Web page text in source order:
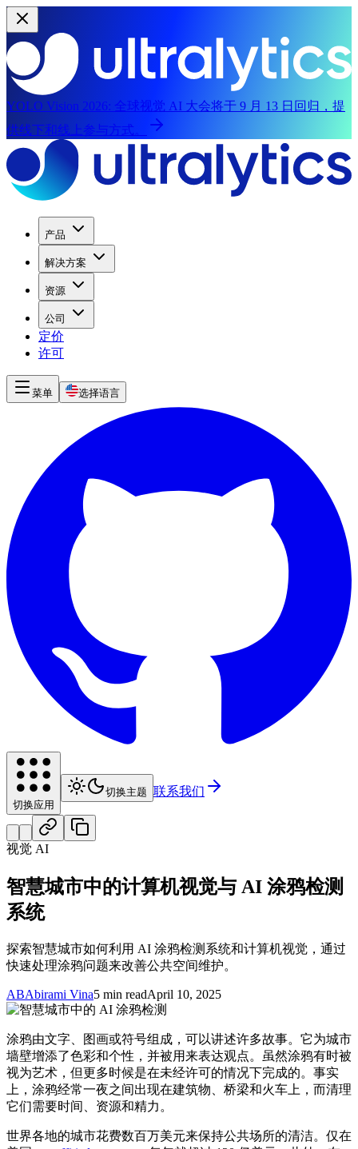
YOLO Vision 2026: 全球视觉 AI 大会将于 9 月 13 日回归，提
供线下和线上参与方式。
产品
解决方案
资源
公司
定价
许可
菜单 选择语言
切换应用
切换主题 联系我们
视觉 AI
智慧城市中的计算机视觉与 AI 涂鸦检测
系统
探索智慧城市如何利用 AI 涂鸦检测系统和计算机视觉，通过
快速处理涂鸦问题来改善公共空间维护。
ABAbirami Vina5 min readApril 10, 2025
涂鸦由文字、图画或符号组成，可以讲述许多故事。它为城市
墙壁增添了色彩和个性，并被用来表达观点。虽然涂鸦有时被
视为艺术，但更多时候是在未经许可的情况下完成的。事实
上，涂鸦经常一夜之间出现在建筑物、桥梁和火车上，而清理
它们需要时间、资源和精力。
世界各地的城市花费数百万美元来保持公共场所的清洁。仅在